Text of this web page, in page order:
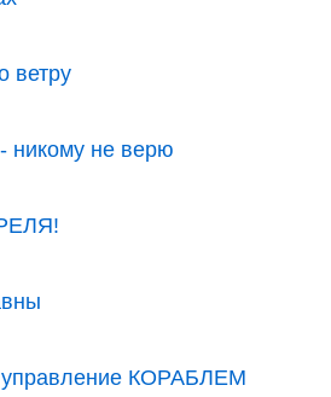
ветру
никому не верю
КОРАБЛЕМ